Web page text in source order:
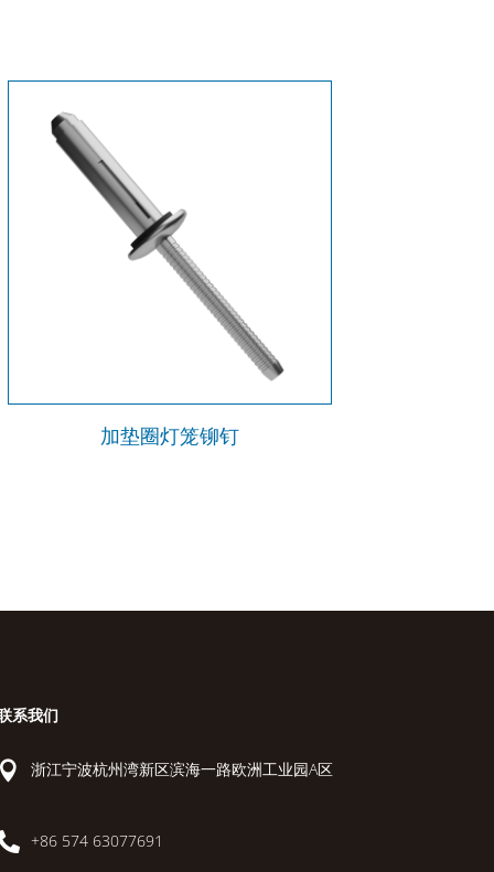
加垫圈灯笼铆钉
系我们
浙江宁波杭州湾新区滨海一路欧洲工业园A区
+86 574 63077691